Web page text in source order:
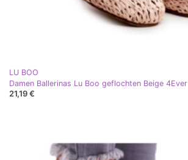
LU BOO
Damen Ballerinas Lu Boo geflochten Beige 4Ever
21,19 €